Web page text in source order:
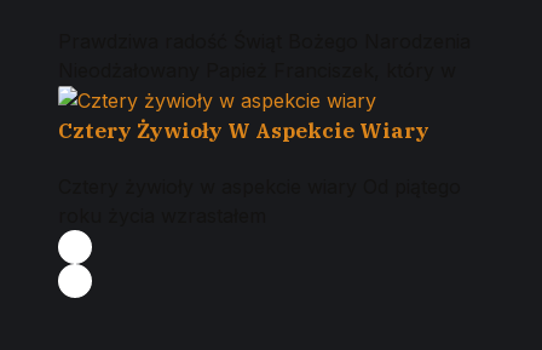
Cztery Żywioły W Aspekcie Wiary